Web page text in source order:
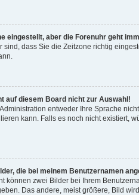
eingestellt, aber die Forenuhr geht
sind, dass Sie die Zeitzone richtig
auf diesem Board nicht zur Auswahl!
entweder Ihre Sprache
kann. Falls es noch nicht existiert,
die bei meinem Benutzernamen
können zwei Bilder bei Ihrem
Das andere, meist größere, Bild